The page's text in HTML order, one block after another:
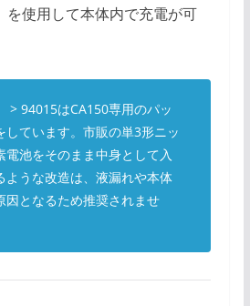
を使用して本体内で充電が可
> 94015はCA150専用のパッ
しています。市販の単3形ニッ
電池をそのまま中身として入
ような改造は、液漏れや本体
因となるため推奨されませ